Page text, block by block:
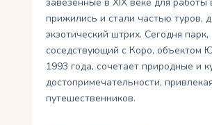
прижились и стали частью туров,
экзотический штрих. Сегодня парк,
соседствующий с Коро, объектом
1993 года, сочетает природные и
достопримечательности, привлекая
путешественников.